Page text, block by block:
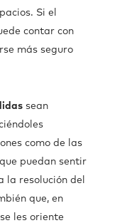
Si el
contar con
más seguro
sean
como de las
puedan sentir
la resolución del
que, en
les oriente